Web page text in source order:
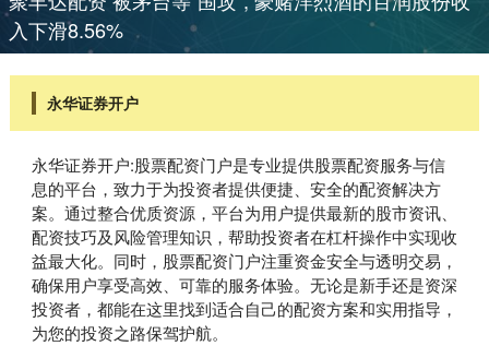
入下滑8.56%
永华证券开户
永华证券开户:股票配资门户是专业提供股票配资服务与信
息的平台，致力于为投资者提供便捷、安全的配资解决方
案。通过整合优质资源，平台为用户提供最新的股市资讯、
配资技巧及风险管理知识，帮助投资者在杠杆操作中实现收
益最大化。同时，股票配资门户注重资金安全与透明交易，
确保用户享受高效、可靠的服务体验。无论是新手还是资深
投资者，都能在这里找到适合自己的配资方案和实用指导，
为您的投资之路保驾护航。